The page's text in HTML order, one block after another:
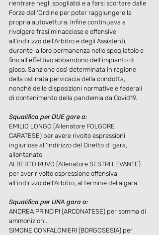
rientrare negli spogliatoi e a farsi scortare dalle
Forze dell'Ordine per poter raggiungere la
propria autovettura. Infine continuava a
rivolgere frasi minacciose e offensive
all'indirizzo dell'Arbitro e degli Assistenti,
durante la loro permanenza nello spogliatoio e
fino all'effettivo abbandono dell'impianto di
gioco. Sanzione così determinata in ragione
della ostinata pervicacia della condotta,
nonché delle disposizioni normative e federali
di contenimento della pandemia da Covid19.​
Squalifica per DUE gare a:
EMILIO LONGO (Allenatore FOLGORE
CARATESE) per avere rivolto espressioni
ingiuriose all'indirizzo del Diretto di gara,
allontanato.
ALBERTO RUVO (Allenatore SESTRI LEVANTE)
per aver rivolto espressione offensiva
all'indirizzo dell'Arbitro, al termine della gara.
Squalifica per UNA gara a:
ANDREA PRINCIPI (ARCONATESE) per somma di
ammonizioni.
SIMONE CONFALONIERI (BORGOSESIA) per